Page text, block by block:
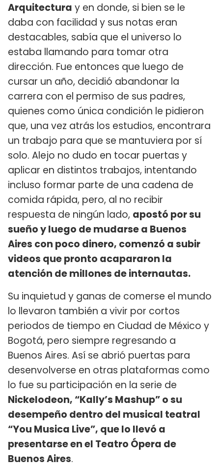
Arquitectura y en donde, si bien se le
daba con facilidad y sus notas eran
destacables, sabía que el universo lo
estaba llamando para tomar otra
dirección. ​Fue entonces que luego de
cursar un año, decidió abandonar la
carrera con el permiso de sus padres,
quienes como única condición le pidieron
que, una vez atrás los estudios, encontrara
un trabajo para que se mantuviera por sí
solo. Alejo no dudo en tocar puertas y
aplicar en distintos trabajos, intentando
incluso formar parte de una cadena de
comida rápida, pero, al no recibir
respuesta de ningún lado, apostó por su
sueño y luego de mudarse a Buenos
Aires con poco dinero, comenzó a subir
videos que pronto acapararon la
atención de millones de internautas.
Su inquietud y ganas de comerse el mundo
lo llevaron también a vivir por cortos
periodos de tiempo en Ciudad de México y
Bogotá, pero siempre regresando a
Buenos Aires. Así se abrió puertas para
desenvolverse en otras plataformas como
lo fue su participación en la serie de
Nickelodeon, “Kally’s Mashup” o su
desempeño dentro del musical teatral
“You Musica Live”, que lo llevó a
presentarse en el Teatro Ópera de
Buenos Aires.